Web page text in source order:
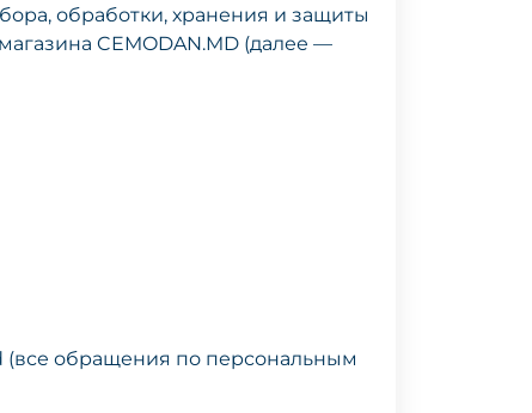
обработки, хранения и защиты
CEMODAN.MD (далее —
(все обращения по персональным